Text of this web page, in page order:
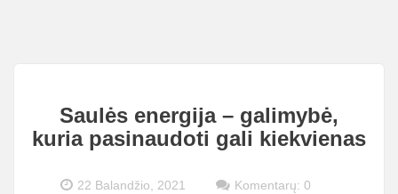
Saulės energija – galimybė,
kuria pasinaudoti gali kiekvienas
22 Balandžio, 2021
Komentarų: 0